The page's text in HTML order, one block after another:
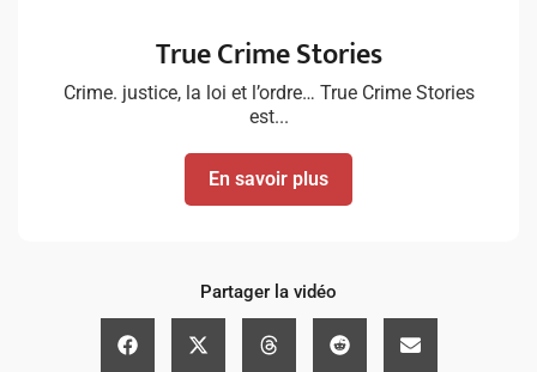
True Crime Stories
Crime. justice, la loi et l’ordre… True Crime Stories
est...
En savoir plus
Partager la vidéo